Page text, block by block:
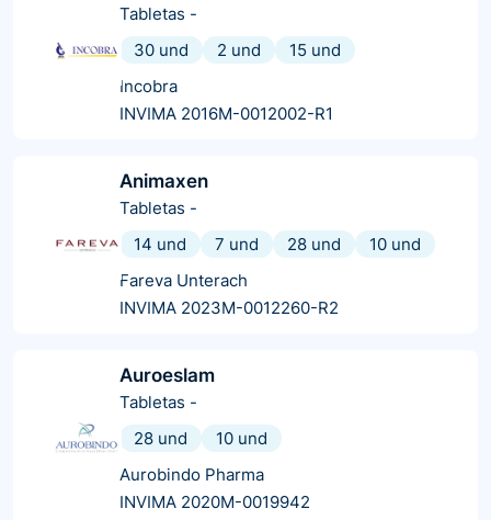
Tabletas -
30 und
2 und
15 und
Incobra
INVIMA 2016M-0012002-R1
Animaxen
Tabletas -
14 und
7 und 28 und
10 und
Fareva Unterach
INVIMA 2023M-0012260-R2
Auroeslam
Tabletas -
28 und
10 und
Aurobindo Pharma
INVIMA 2020M-0019942